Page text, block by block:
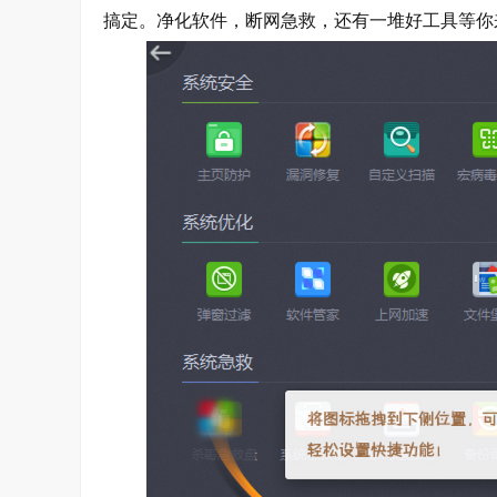
搞定。净化软件，断网急救，还有一堆好工具等